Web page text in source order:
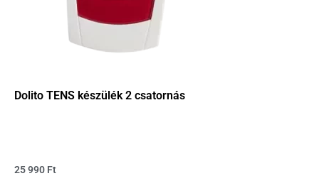
Dolito TENS készülék 2 csatornás
25 990 Ft